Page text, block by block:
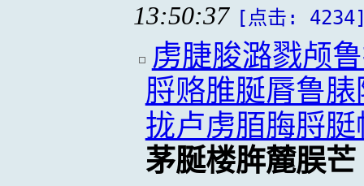
13:50:37 [点击:
虏脻脧潞戮颅
脟赂脽脠脣鲁
拢卢虏脜脢脟
茅脠楼脌麓脵芒